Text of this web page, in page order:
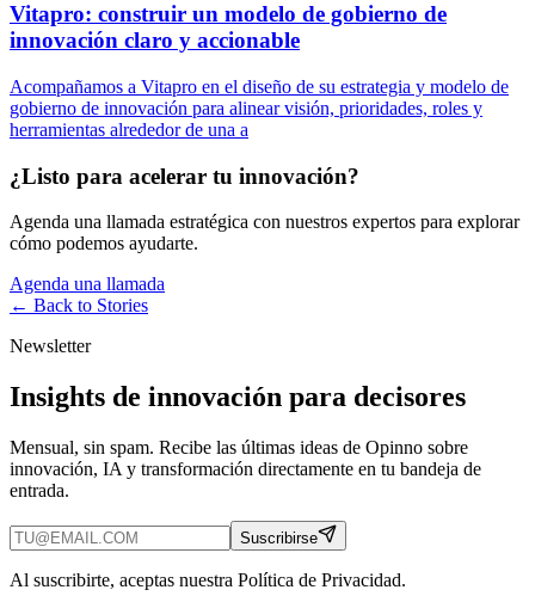
Vitapro: construir un modelo de gobierno de
innovación claro y accionable
Acompañamos a Vitapro en el diseño de su estrategia y modelo de
gobierno de innovación para alinear visión, prioridades, roles y
herramientas alrededor de una a
¿Listo para acelerar tu innovación?
Agenda una llamada estratégica con nuestros expertos para explorar
cómo podemos ayudarte.
Agenda una llamada
← Back to Stories
Newsletter
Insights de innovación para decisores
Mensual, sin spam. Recibe las últimas ideas de Opinno sobre
innovación, IA y transformación directamente en tu bandeja de
entrada.
Suscribirse
Al suscribirte, aceptas nuestra Política de Privacidad.